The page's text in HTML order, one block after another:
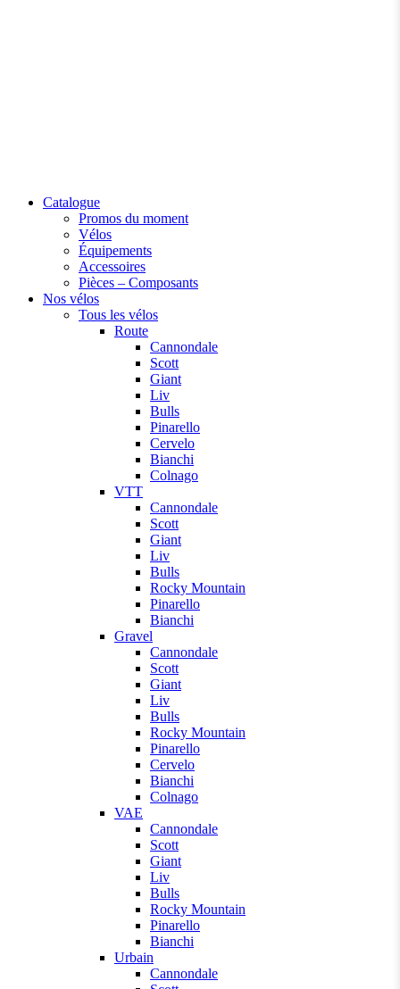
Catalogue
Promos du moment
Vélos
Équipements
Accessoires
Pièces – Composants
Nos vélos
Tous les vélos
Route
Cannondale
Scott
Giant
Liv
Bulls
Pinarello
Cervelo
Bianchi
Colnago
VTT
Cannondale
Scott
Giant
Liv
Bulls
Rocky Mountain
Pinarello
Bianchi
Gravel
Cannondale
Scott
Giant
Liv
Bulls
Rocky Mountain
Pinarello
Cervelo
Bianchi
Colnago
VAE
Cannondale
Scott
Giant
Liv
Bulls
Rocky Mountain
Pinarello
Bianchi
Urbain
Cannondale